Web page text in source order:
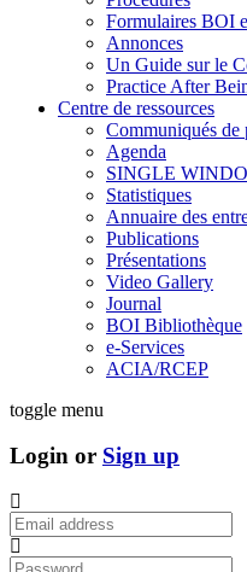
Formulaires BOI
Annonces
Un Guide sur le
Practice After
Centre de ressources
Communiqués de
Agenda
SINGLE
Statistiques
Annuaire des
Publications
Présentations
Video Gallery
Journal
BOI Bibliothèque
e-Services
ACIA/RCEP
toggle menu
Login or Sign up